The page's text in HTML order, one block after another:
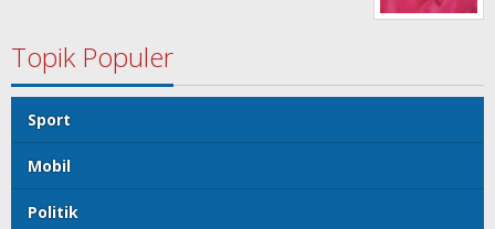
Topik Populer
Sport
Mobil
Politik